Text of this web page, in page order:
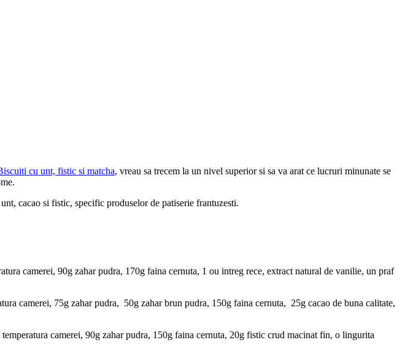
cu unt, fistic si matcha, vreau sa trecem la un nivel superior si sa va arat ce lucruri minunate se
cacao si fistic, specific produselor de patiserie frantuzesti.
camerei, 90g zahar pudra, 170g faina cernuta, 1 ou intreg rece, extract natural de vanilie, un praf
camerei, 75g zahar pudra, 50g zahar brun pudra, 150g faina cernuta, 25g cacao de buna calitate,
camerei, 90g zahar pudra, 150g faina cernuta, 20g fistic crud macinat fin, o lingurita